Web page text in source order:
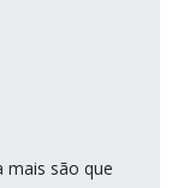
mais são que